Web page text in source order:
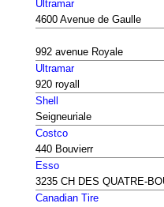
Ultramar
4600 Avenue de Gaulle
992 avenue Royale
Ultramar
920 royall
Shell
Seigneuriale
Costco
440 Bouvierr
Esso
3235 CH DES QUATRE-
Canadian Tire